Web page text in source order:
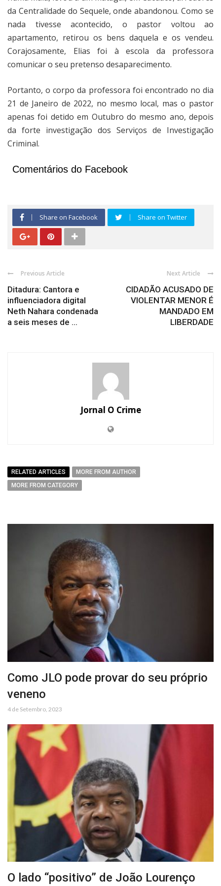
da Centralidade do Sequele, onde abandonou. Como se
nada tivesse acontecido, o pastor voltou ao
apartamento, retirou os bens daquela e os vendeu.
Corajosamente, Elias foi à escola da professora
comunicar o seu pretenso desaparecimento.
Portanto, o corpo da professora foi encontrado no dia
21 de Janeiro de 2022, no mesmo local, mas o pastor
apenas foi detido em Outubro do mesmo ano, depois
da forte investigação dos Serviços de Investigação
Criminal.
Comentários do Facebook
Share on Facebook Share on Twitter
Previous Article
Ditadura: Cantora e
influenciadora digital
Neth Nahara condenada
a seis meses de ...
Next Article
CIDADÃO ACUSADO DE
VIOLENTAR MENOR É
MANDADO EM
LIBERDADE
Jornal O Crime
RELATED ARTICLES
MORE FROM AUTHOR
MORE FROM CATEGORY
Como JLO pode provar do seu próprio
veneno
4 de Setembro, 2023
O lado “positivo” de João Lourenço